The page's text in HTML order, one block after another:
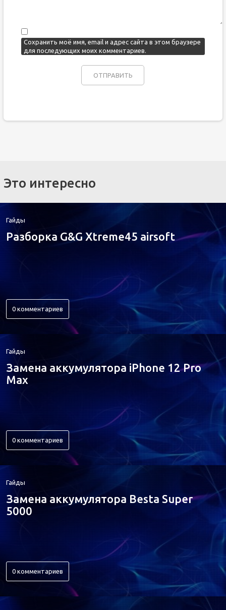
Сохранить моё имя, email и адрес сайта в этом браузере
для последующих моих комментариев.
Это интересно
Гайды
Разборка G&G Xtreme45 airsoft
0 комментариев
Гайды
Замена аккумулятора iPhone 12 Pro
Max
0 комментариев
Гайды
Замена аккумулятора Besta Super
5000
0 комментариев